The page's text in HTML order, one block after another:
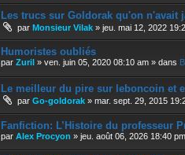
Les trucs sur Goldorak qu'on n'avait
par Monsieur Vilak » jeu. mai 12, 2022
Humoristes oubliés
par Zuril » ven. juin 05, 2020 08:10 am » dans
Le meilleur du pire sur leboncoin et
par Go-goldorak » mar. sept. 29, 2015
Fanfiction: L’Histoire du professeur
par Alex Procyon » jeu. août 06, 2026 18:40 pm